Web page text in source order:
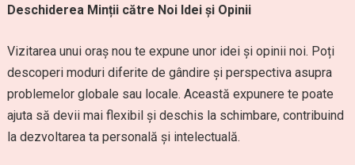
Deschiderea Minții către Noi Idei și Opinii
Vizitarea unui oraș nou te expune unor idei și opinii noi. Poți
descoperi moduri diferite de gândire și perspectiva asupra
problemelor globale sau locale. Această expunere te poate
ajuta să devii mai flexibil și deschis la schimbare, contribuind
la dezvoltarea ta personală și intelectuală.